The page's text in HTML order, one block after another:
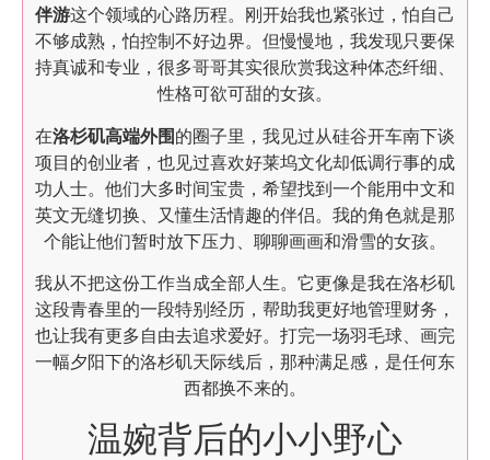
伴游这个领域的心路历程。刚开始我也紧张过，怕自己
不够成熟，怕控制不好边界。但慢慢地，我发现只要保
持真诚和专业，很多哥哥其实很欣赏我这种体态纤细、
性格可欲可甜的女孩。
在洛杉矶高端外围 的圈子里，我见过从硅谷开车南下谈
项目的创业者，也见过喜欢好莱坞文化却低调行事的成
功人士。他们大多时间宝贵，希望找到一个能用中文和
英文无缝切换、又懂生活情趣的伴侣。我的角色就是那
个能让他们暂时放下压力、聊聊画画和滑雪的女孩。
我从不把这份工作当成全部人生。它更像是我在洛杉矶
这段青春里的一段特别经历，帮助我更好地管理财务，
也让我有更多自由去追求爱好。打完一场羽毛球、画完
一幅夕阳下的洛杉矶天际线后，那种满足感，是任何东
西都换不来的。
温婉背后的小小野心